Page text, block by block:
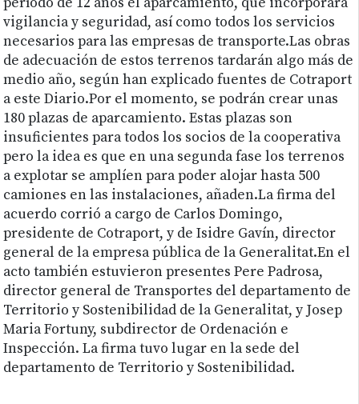
vigilancia y seguridad, así como todos los servicios
necesarios para las empresas de transporte.Las obras
de adecuación de estos terrenos tardarán algo más de
medio año, según han explicado fuentes de Cotraport
a este Diario.Por el momento, se podrán crear unas
180 plazas de aparcamiento. Estas plazas son
insuficientes para todos los socios de la cooperativa
pero la idea es que en una segunda fase los terrenos
a explotar se amplíen para poder alojar hasta 500
camiones en las instalaciones, añaden.La firma del
acuerdo corrió a cargo de Carlos Domingo,
presidente de Cotraport, y de Isidre Gavín, director
general de la empresa pública de la Generalitat.En el
acto también estuvieron presentes Pere Padrosa,
director general de Transportes del departamento de
Territorio y Sostenibilidad de la Generalitat, y Josep
Maria Fortuny, subdirector de Ordenación e
Inspección. La firma tuvo lugar en la sede del
departamento de Territorio y Sostenibilidad.